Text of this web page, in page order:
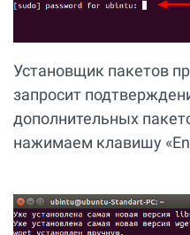
Установщик пакетов
запросит
дополнительных
нажимаем клавишу